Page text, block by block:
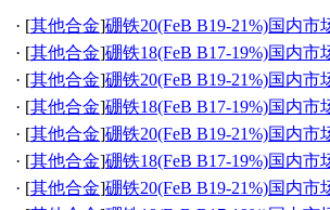
· [其他合金]硼铁20(FeB B19-21%)国内市
· [其他合金]硼铁18(FeB B17-19%)国内市
· [其他合金]硼铁20(FeB B19-21%)国内市
· [其他合金]硼铁18(FeB B17-19%)国内市
· [其他合金]硼铁20(FeB B19-21%)国内市
· [其他合金]硼铁18(FeB B17-19%)国内市
· [其他合金]硼铁20(FeB B19-21%)国内市